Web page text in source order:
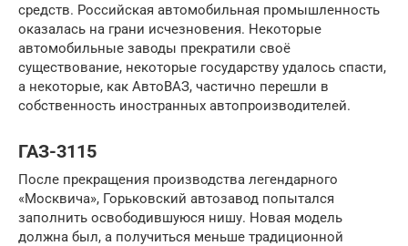
средств. Российская автомобильная промышленность
оказалась на грани исчезновения. Некоторые
автомобильные заводы прекратили своё
существование, некоторые государству удалось спасти,
а некоторые, как АвтоВАЗ, частично перешли в
собственность иностранных автопроизводителей.
ГАЗ-3115
После прекращения производства легендарного
«Москвича», Горьковский автозавод попытался
заполнить освободившуюся нишу. Новая модель
должна был, а получиться меньше традиционной